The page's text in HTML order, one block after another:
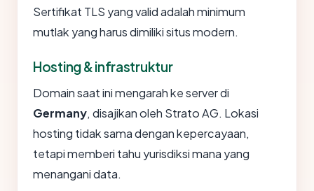
Sertifikat TLS yang valid adalah minimum
mutlak yang harus dimiliki situs modern.
Hosting & infrastruktur
Domain saat ini mengarah ke server di
Germany, disajikan oleh Strato AG. Lokasi
hosting tidak sama dengan kepercayaan,
tetapi memberi tahu yurisdiksi mana yang
menangani data.